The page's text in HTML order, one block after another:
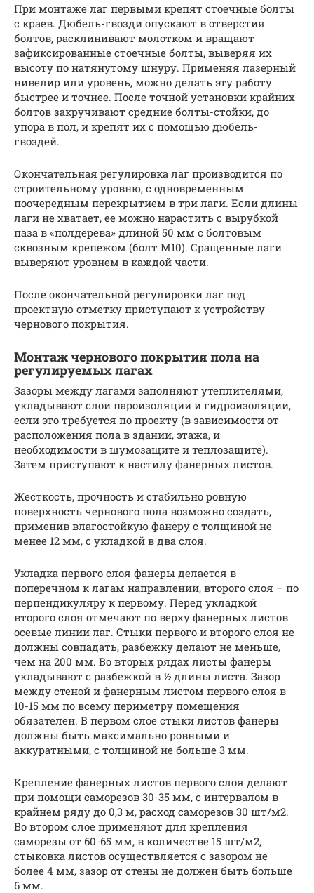
При монтаже лаг первыми крепят стоечные болты
с краев. Дюбель-гвозди опускают в отверстия
болтов, расклинивают молотком и вращают
зафиксированные стоечные болты, выверяя их
высоту по натянутому шнуру. Применяя лазерный
нивелир или уровень, можно делать эту работу
быстрее и точнее. После точной установки крайних
болтов закручивают средние болты-стойки, до
упора в пол, и крепят их с помощью дюбель-
гвоздей.
Окончательная регулировка лаг производится по
строительному уровню, с одновременным
поочередным перекрытием в три лаги. Если длины
лаги не хватает, ее можно нарастить с вырубкой
паза в «полдерева» длиной 50 мм с болтовым
сквозным крепежом (болт М10). Сращенные лаги
выверяют уровнем в каждой части.
После окончательной регулировки лаг под
проектную отметку приступают к устройству
чернового покрытия.
Монтаж чернового покрытия пола на
регулируемых лагах
Зазоры между лагами заполняют утеплителями,
укладывают слои пароизоляции и гидроизоляции,
если это требуется по проекту (в зависимости от
расположения пола в здании, этажа, и
необходимости в шумозащите и теплозащите).
Затем приступают к настилу фанерных листов.
Жесткость, прочность и стабильно ровную
поверхность чернового пола возможно создать,
применив влагостойкую фанеру с толщиной не
менее 12 мм, с укладкой в два слоя.
Укладка первого слоя фанеры делается в
поперечном к лагам направлении, второго слоя – по
перпендикуляру к первому. Перед укладкой
второго слоя отмечают по верху фанерных листов
осевые линии лаг. Стыки первого и второго слоя не
должны совпадать, разбежку делают не меньше,
чем на 200 мм. Во вторых рядах листы фанеры
укладывают с разбежкой в ½ длины листа. Зазор
между стеной и фанерным листом первого слоя в
10-15 мм по всему периметру помещения
обязателен. В первом слое стыки листов фанеры
должны быть максимально ровными и
аккуратными, с толщиной не больше 3 мм.
Крепление фанерных листов первого слоя делают
при помощи саморезов 30-35 мм, с интервалом в
крайнем ряду до 0,3 м, расход саморезов 30 шт/м2.
Во втором слое применяют для крепления
саморезы от 60-65 мм, в количестве 15 шт/м2,
стыковка листов осуществляется с зазором не
более 4 мм, зазор от стены не должен быть больше
6 мм.